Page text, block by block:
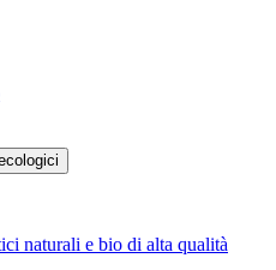
naturali e bio di alta qualità